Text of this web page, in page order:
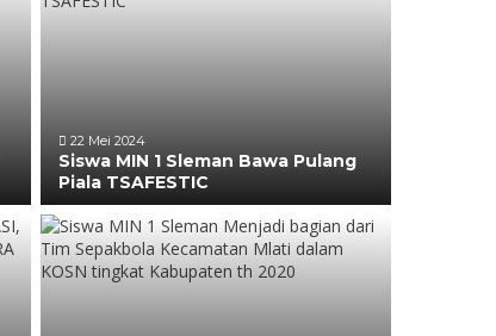
22 Mei 2024
Siswa MIN 1 Sleman Bawa Pulang
Piala TSAFESTIC